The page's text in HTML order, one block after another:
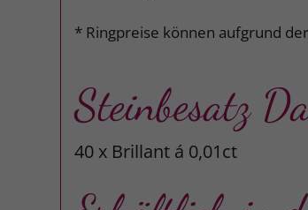
* Ringpreise können aufgrund
Steinbesatz
40 x Brillant á 0,01ct